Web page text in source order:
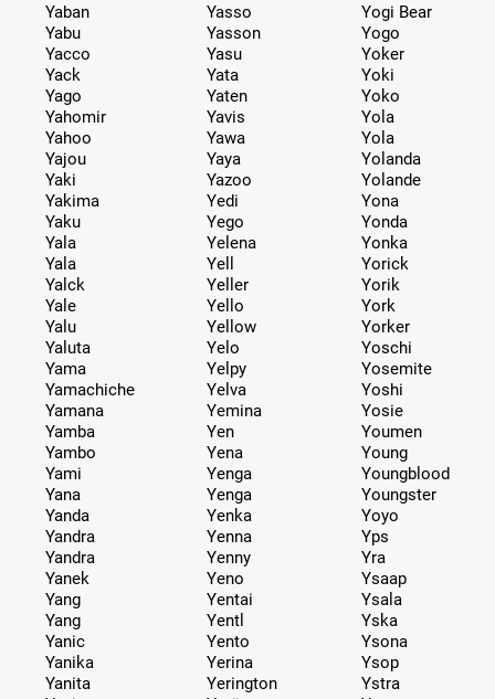
Yaban
Yabu
Yacco
Yack
Yago
Yahomir
Yahoo
Yajou
Yaki
Yakima
Yaku
Yala
Yala
Yalck
Yale
Yalu
Yaluta
Yama
Yamachiche
Yamana
Yamba
Yambo
Yami
Yana
Yanda
Yandra
Yandra
Yanek
Yang
Yang
Yanic
Yanika
Yanita
Yasso
Yasson
Yasu
Yata
Yaten
Yavis
Yawa
Yaya
Yazoo
Yedi
Yego
Yelena
Yell
Yeller
Yello
Yellow
Yelo
Yelpy
Yelva
Yemina
Yen
Yena
Yenga
Yenga
Yenka
Yenna
Yenny
Yeno
Yentai
Yentl
Yento
Yerina
Yerington
Yogi Bear
Yogo
Yoker
Yoki
Yoko
Yola
Yola
Yolanda
Yolande
Yona
Yonda
Yonka
Yorick
Yorik
York
Yorker
Yoschi
Yosemite
Yoshi
Yosie
Youmen
Young
Youngblood
Youngster
Yoyo
Yps
Yra
Ysaap
Ysala
Yska
Ysona
Ysop
Ystra